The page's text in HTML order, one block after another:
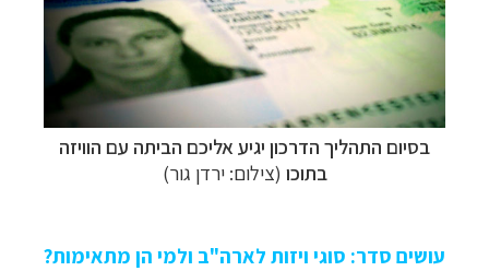
בסיום התהליך הדרכון יגיע אליכם הביתה עם הוויזה
בתוכו (צילום: ירדן גור)
עושים סדר: סוגי ויזות לארה"ב ולמי הן מתאימות?